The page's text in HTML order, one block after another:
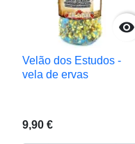

Velão dos Estudos -
vela de ervas
9,90 €